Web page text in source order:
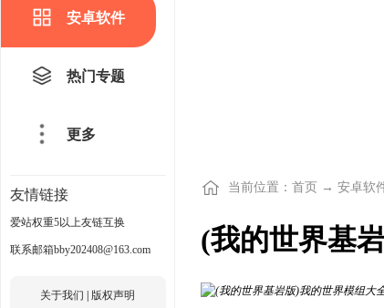
安卓软件
热门专题
更多
友情链接
爱站权重5以上友链互换
联系邮箱bby202408@163.com
关于我们 | 版权声明
当前位置： 首页 → 安卓软
(我的世界基